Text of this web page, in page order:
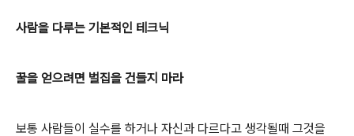
사람을 다루는 기본적인 테크닉
꿀을 얻으려면 벌집을 건들지 마라
보통 사람들이 실수를 하거나 자신과 다르다고 생각될때 그것을